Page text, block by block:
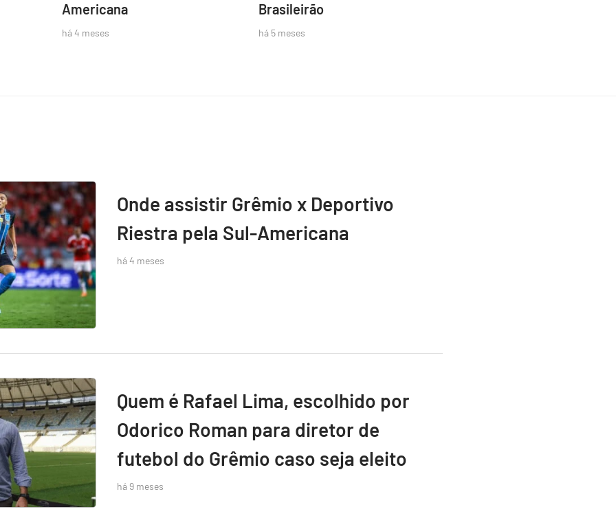
Americana
há 4 meses
Brasileirão
há 5 meses
Onde assistir Grêmio x Deportivo
Riestra pela Sul-Americana
há 4 meses
Quem é Rafael Lima, escolhido por
Odorico Roman para diretor de
futebol do Grêmio caso seja eleito
há 9 meses